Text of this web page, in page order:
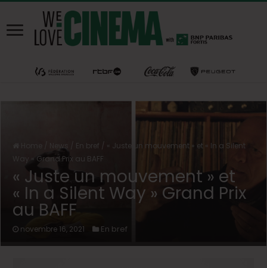
En bref / « Juste un mouvement » et « In a Silent
Way » Grand Prix au BAFF
« Juste un mouvement » et
« In a Silent Way » Grand Prix
au BAFF
novembre 16, 2021 En bref